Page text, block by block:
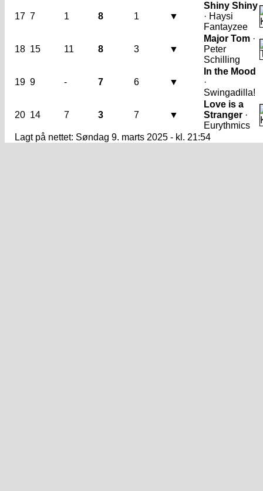
17 7 1 8 1 ▼
Shiny Shiny
· Haysi
Fantayzee
18 15 11 8 3 ▼
Major Tom ·
Peter
Schilling
19 9 - 7 6 ▼
In the Mood
·
Swingadilla!
20 14 7 3 7 ▼
Love is a
Stranger ·
Eurythmics
Lagt på nettet: Søndag 9. marts 2025 - kl. 21:54